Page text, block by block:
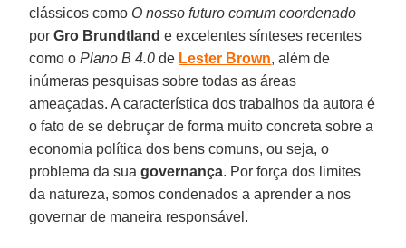
clássicos como O nosso futuro comum coordenado
porGro Brundtland e excelentes sínteses recentes
como oPlano B 4.0 de Lester Brown, além de
inúmeras pesquisas sobre todas as áreas
ameaçadas. A característica dos trabalhos da autora é
o fato de se debruçar de forma muito concreta sobre a
economia política dos bens comuns, ou seja, o
problema da suagovernança. Por força dos limites
da natureza, somos condenados a aprender a nos
governar de maneira responsável.